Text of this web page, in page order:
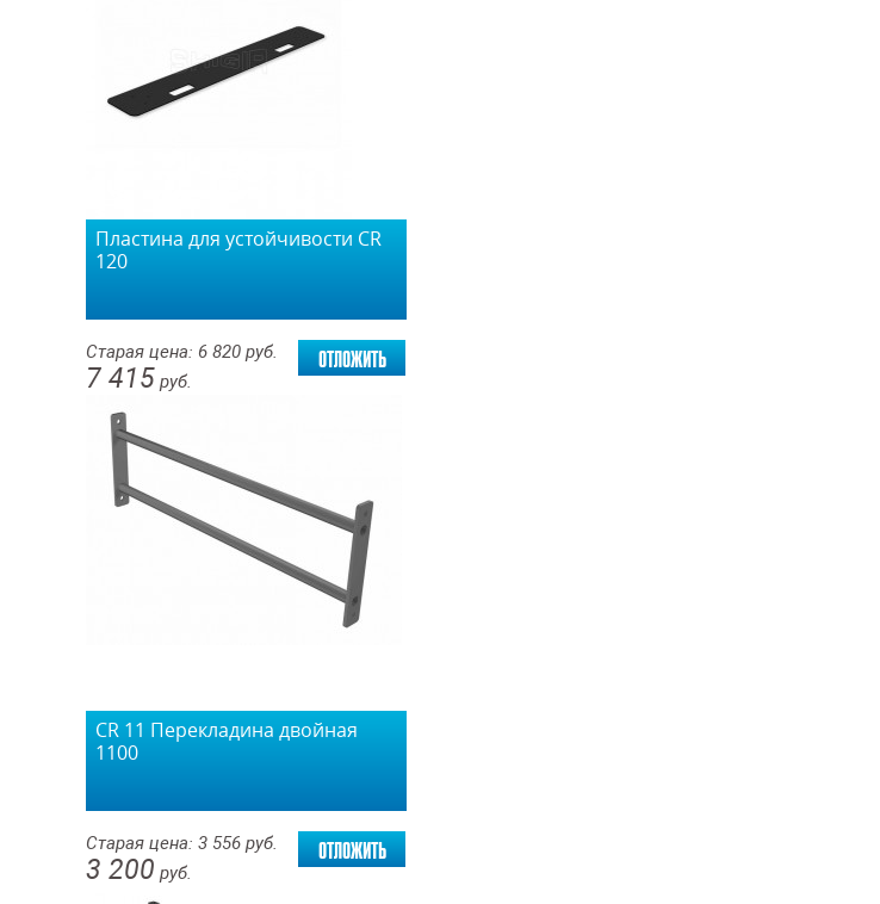
Пластина для устойчивости CR
120
Старая цена: 6 820 руб.
7 415 руб.
отложить
СR 11 Перекладина двойная
1100
Старая цена: 3 556 руб.
3 200 руб.
отложить